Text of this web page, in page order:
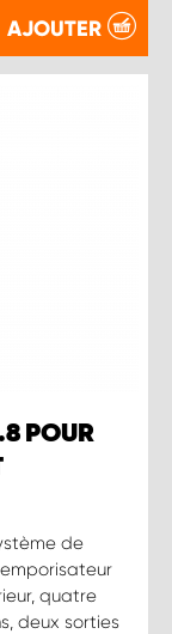
AJOUTER
POUR
de
quatre
deux sorties